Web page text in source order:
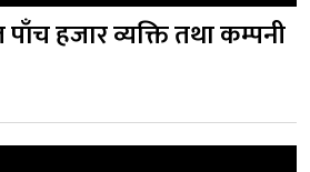
हजार व्यक्ति तथा कम्पनी